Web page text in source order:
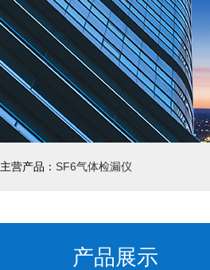
主营产品： SF6气体检漏仪
产品展示